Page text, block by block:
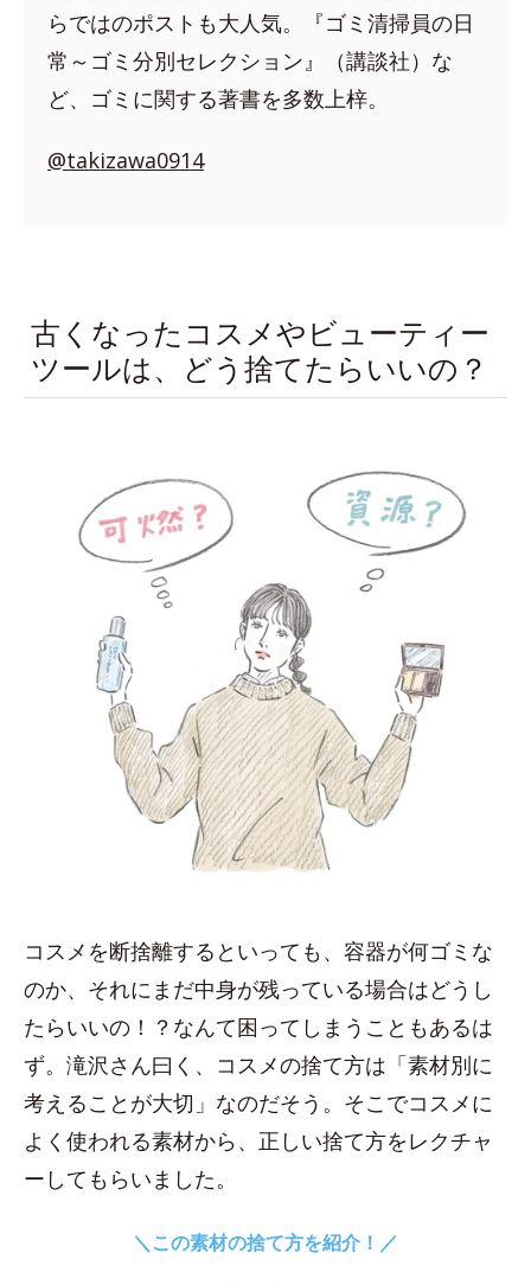
らではのポストも大人気。『ゴミ清掃員の日
常～ゴミ分別セレクション』（講談社）な
ど、ゴミに関する著書を多数上梓。
@takizawa0914
古くなったコスメやビューティー
ツールは、どう捨てたらいいの？
コスメを断捨離するといっても、容器が何ゴミな
のか、それにまだ中身が残っている場合はどうし
たらいいの！？なんて困ってしまうこともあるは
ず。滝沢さん曰く、コスメの捨て方は「素材別に
考えることが大切」なのだそう。そこでコスメに
よく使われる素材から、正しい捨て方をレクチャ
ーしてもらいました。
＼この素材の捨て方を紹介！／